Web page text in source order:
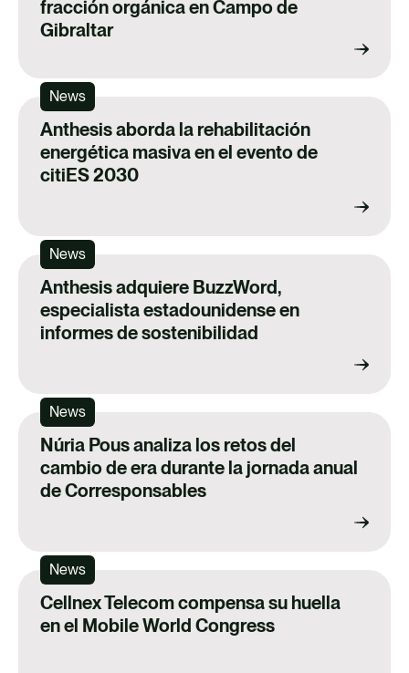
fracción orgánica en Campo de
Gibraltar
News
Anthesis aborda la rehabilitación
energética masiva en el evento de
citiES 2030
News
Anthesis adquiere BuzzWord,
especialista estadounidense en
informes de sostenibilidad
News
Núria Pous analiza los retos del
cambio de era durante la jornada anual
de Corresponsables
News
Cellnex Telecom compensa su huella
en el Mobile World Congress